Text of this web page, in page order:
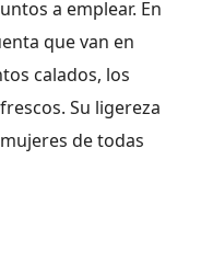
a emplear. En
que van en
calados, los
Su ligereza
de todas